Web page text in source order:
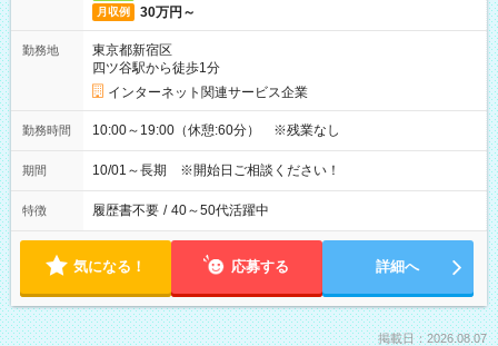
月収例 30万円～
勤務地
東京都新宿区
四ツ谷駅から徒歩1分
インターネット関連サービス企業
勤務時間 10:00～19:00（休憩:60分） ※残業なし
期間 10/01～長期 ※開始日ご相談ください！
特徴 履歴書不要 / 40～50代活躍中
気になる！ 応募する 詳細へ
掲載日：2026.08.07